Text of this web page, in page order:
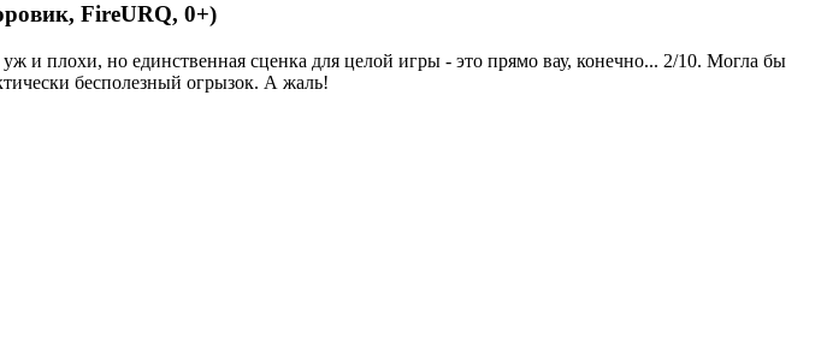
FireURQ, 0+)
и плохи, но единственная сценка для целой игры - это прямо вау, конечно... 2/10. Могла бы
бесполезный огрызок. А жаль!